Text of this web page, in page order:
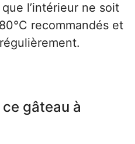
l’intérieur ne soit
recommandés et
gâteau à